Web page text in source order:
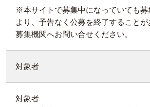
※本サイトで募集中になっていても募
より、予告なく公募を終了すること
募集機関へお問い合せください。
対象者
対象者